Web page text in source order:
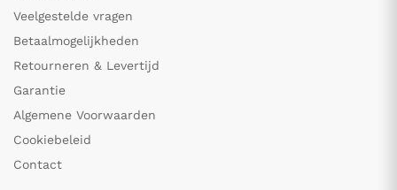
Veelgestelde vragen
Betaalmogelijkheden
Retourneren & Levertijd
Garantie
Algemene Voorwaarden
Cookiebeleid
Contact